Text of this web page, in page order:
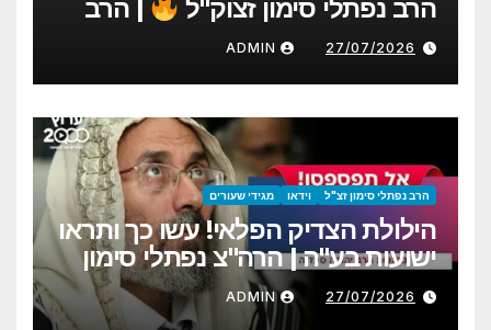
הרב נפתלי סימון זצוק"ל
| הרב
יהודה סעדיה
27/07/2026
ADMIN
הרב נפתלי סימון זצ"ל וידאו מגידי שעורים
הילולת הצדיק הפלאי! עשו כך ותראו
ישועות בע"ה | הרה"צ נפתלי סימון
זצ"ל | הרב יהודה סעדיה
27/07/2026
ADMIN